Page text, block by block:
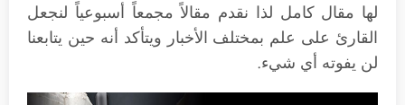
لها مقال كامل لذا نقدم مقالاً مجمعاً أسبوعياً لنجعل
القارئ على علم بمختلف الأخبار ويتأكد أنه حين يتابعنا
لن يفوته أي شيء.